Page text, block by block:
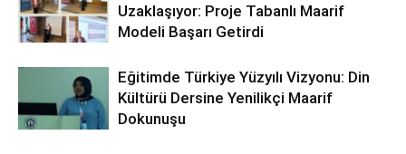
Uzaklaşıyor: Proje Tabanlı Maarif
Modeli Başarı Getirdi
Eğitimde Türkiye Yüzyılı Vizyonu: Din
Kültürü Dersine Yenilikçi Maarif
Dokunuşu